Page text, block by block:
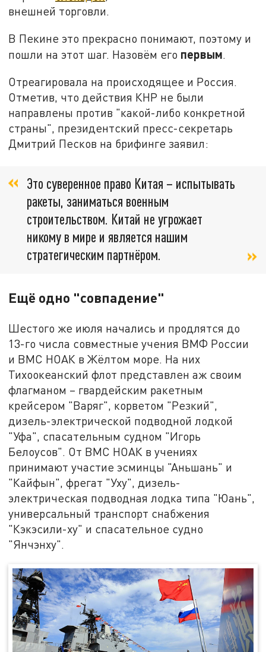
внешней торговли.
В Пекине это прекрасно понимают, поэтому и
пошли на этот шаг. Назовём его первым.
Отреагировала на происходящее и Россия.
Отметив, что действия КНР не были
направлены против "какой-либо конкретной
страны", президентский пресс-секретарь
Дмитрий Песков на брифинге заявил:
Это суверенное право Китая – испытывать
ракеты, заниматься военным
строительством. Китай не угрожает
никому в мире и является нашим
стратегическим партнёром.
Ещё одно "совпадение"
Шестого же июля начались и продлятся до
13-го числа совместные учения ВМФ России
и ВМС НОАК в Жёлтом море. На них
Тихоокеанский флот представлен аж своим
флагманом – гвардейским ракетным
крейсером "Варяг", корветом "Резкий",
дизель-электрической подводной лодкой
"Уфа", спасательным судном "Игорь
Белоусов". От ВМС НОАК в учениях
принимают участие эсминцы "Аньшань" и
"Кайфын", фрегат "Уху", дизель-
электрическая подводная лодка типа "Юань",
универсальный транспорт снабжения
"Кэкэсили-ху" и спасательное судно
"Янчэнху".